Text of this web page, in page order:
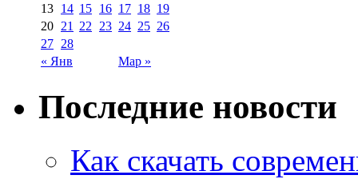
« Янв Мар »
13 14 15 16 17 18 19
20 21 22 23 24 25 26
27 28
Последние новости
Как скачать